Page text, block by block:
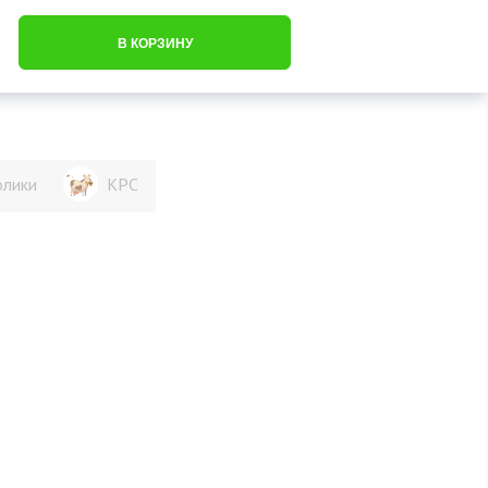
КОНТАКТЫ
КАБИНЕТ
КРС
В КОРЗИНУ